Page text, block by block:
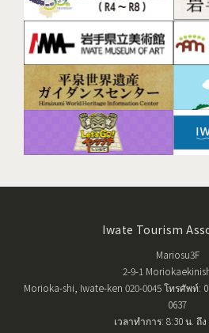
Iwate Tourism
Mariosu3F
2-9-1
Morioka-shi, Iwate-ken 020-0045 โทรศัพท์:
0637
เวลาทำการ: 8:30 น. ถึง